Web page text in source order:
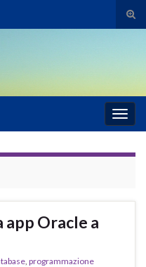
il
la
app Oracle a
programmazione